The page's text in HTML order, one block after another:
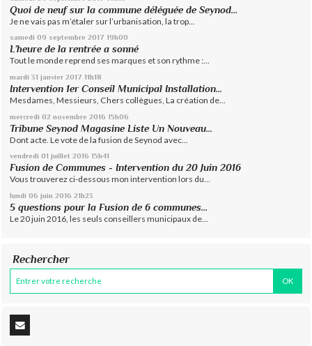
Quoi de neuf sur la commune déléguée de Seynod…
Je ne vais pas m’étaler sur l’urbanisation, la trop...
samedi 09 septembre 2017 19h00
L’heure de la rentrée a sonné
Tout le monde reprend ses marques et son rythme :...
mardi 31 janvier 2017 11h18
Intervention 1er Conseil Municipal Installation...
Mesdames, Messieurs, Chers collègues, La création de...
mercredi 02 novembre 2016 15h06
Tribune Seynod Magasine Liste Un Nouveau...
Dont acte. Le vote de la fusion de Seynod avec...
vendredi 01 juillet 2016 15h41
Fusion de Communes - Intervention du 20 Juin 2016
Vous trouverez ci-dessous mon intervention lors du...
lundi 06 juin 2016 21h23
5 questions pour la Fusion de 6 communes…
Le 20 juin 2016, les seuls conseillers municipaux de...
Rechercher